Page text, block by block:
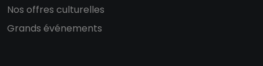
Nos offres culturelles
Grands événements